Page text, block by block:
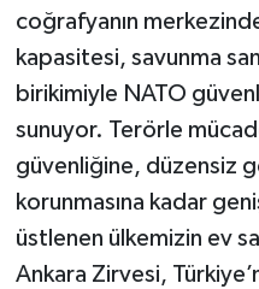
coğrafyanın
kapasitesi, savunma
birikimiyle NATO
sunuyor. Terörle
güvenliğine, düzensiz
korunmasına kadar
üstlenen ülkemizin ev
Ankara Zirvesi,